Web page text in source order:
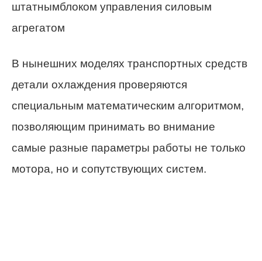
штатнымблоком управления силовым
агрегатом
В нынешних моделях транспортных средств
детали охлаждения проверяются
специальным математическим алгоритмом,
позволяющим принимать во внимание
самые разные параметры работы не только
мотора, но и сопутствующих систем.